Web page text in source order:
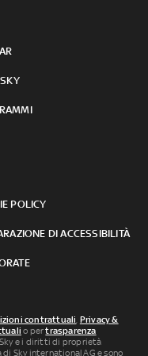
POLICY
DI ACCESSIBILITÀ
contrattuali, Privacy &
o pertrasparenza
e i diritti di proprietà
Sky international AG e sono